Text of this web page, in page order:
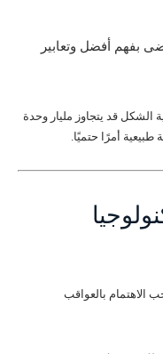
بفهم أفضل وتعابير
الشكل قد يتجاوز مليار وحدة
طبيعية أمرًا حتميًا.
الاهتمام بالعواقب